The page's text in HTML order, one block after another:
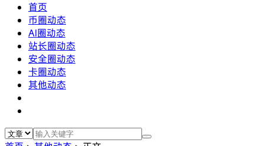
首页
币圈动态
AI圈动态
站长圈动态
安全圈动态
卡圈动态
其他动态